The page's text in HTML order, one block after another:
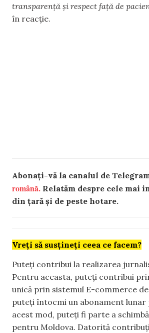
transparență și respect față de
în reacție.
Abonați-vă la canalul de
română. Relatăm despre cele mai
din țară și de peste hotare.
Vreți să susțineți ceea ce facem?
Puteți contribui la realizarea
Pentru aceasta, puteți contribui
unică prin sistemul E-commerce de
puteți întocmi un abonament lunar
acest mod, puteți fi parte a
pentru Moldova. Datorită